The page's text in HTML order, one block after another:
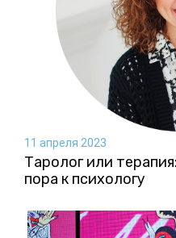
11 апреля 2023
Таролог или
пора к психологу